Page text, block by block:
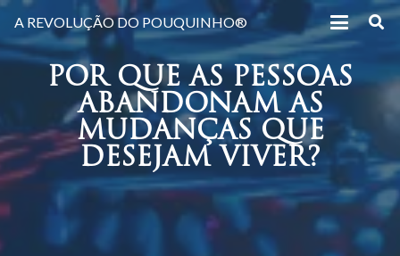
A REVOLUÇÃO DO POUQUINHO®
POR QUE AS PESSOAS
ABANDONAM AS
MUDANÇAS QUE
DESEJAM VIVER?